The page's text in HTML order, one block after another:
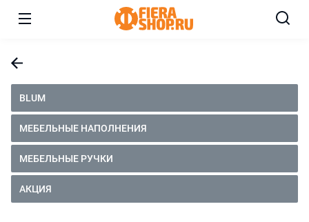
BLUM
МЕБЕЛЬНЫЕ НАПОЛНЕНИЯ
МЕБЕЛЬНЫЕ РУЧКИ
АКЦИЯ